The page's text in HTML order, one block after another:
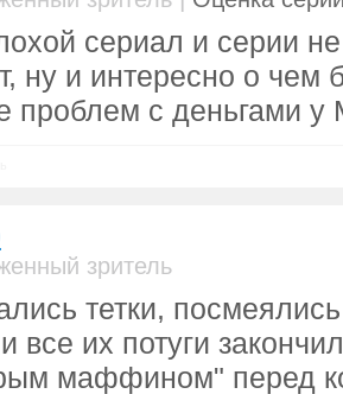
сериал и серии
ну и интересно о чем
проблем с деньгами у
зритель
тетки,
все их потуги
маффином" перед